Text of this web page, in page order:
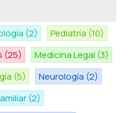
(2) Pediatría (10)
(25) Medicina Legal (3)
(5) Neurología (2)
(2)